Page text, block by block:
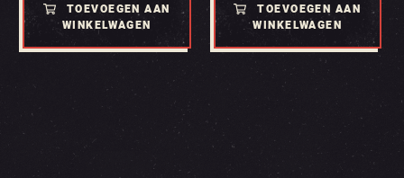
TOEVOEGEN AAN
WINKELWAGEN
TOEVOEGEN AAN
WINKELWAGEN